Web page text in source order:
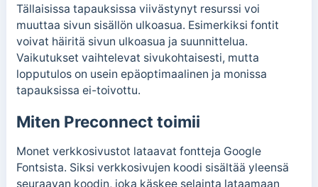
Tällaisissa tapauksissa viivästynyt resurssi voi
muuttaa sivun sisällön ulkoasua. Esimerkiksi fontit
voivat häiritä sivun ulkoasua ja suunnittelua.
Vaikutukset vaihtelevat sivukohtaisesti, mutta
lopputulos on usein epäoptimaalinen ja monissa
tapauksissa ei-toivottu.
Miten Preconnect toimii
Monet verkkosivustot lataavat fontteja Google
Fontsista. Siksi verkkosivujen koodi sisältää yleensä
seuraavan koodin, joka käskee selainta lataamaan